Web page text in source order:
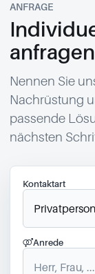
ANFRAGE
anfragen
Nennen Sie
Nachrüstung
passende
nächsten
Kontaktart
Anrede